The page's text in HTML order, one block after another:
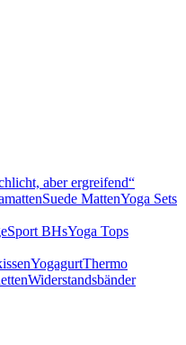
aber ergreifend“
Suede MattenYoga Sets
Sport BHsYoga Tops
YogagurtThermo
Widerstandsbänder